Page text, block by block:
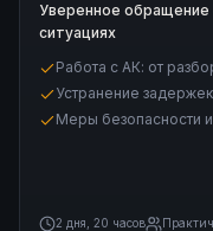
Уверенное обращение
ситуациях
Работа с АК: от
Устранение
Меры безопасности
2 дня, 20 часов